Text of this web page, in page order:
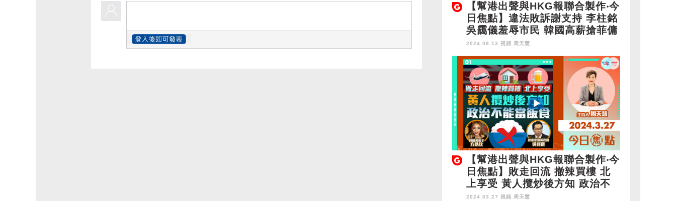
【幫港出聲與HKG報聯合製作‧今
日焦點】違法敗訴謝支持 李柱銘
吳靄儀羞辱市民 韓國高薪搶菲傭
香港宜早部署免漣漪
2024.08.13 視頻 周天慧
【幫港出聲與HKG報聯合製作‧今
日焦點】敗走回流 撤辣買樓 北
上享受 黃人攬炒後方知 政治不
能當飯食
2024.03.27 視頻 周天慧